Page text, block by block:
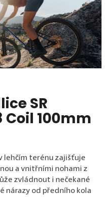
SR
Coil 100mm
lehčím terénu zajišťuje
a vnitřními nohami z
zvládnout i nečekané
nárazy od předního kola